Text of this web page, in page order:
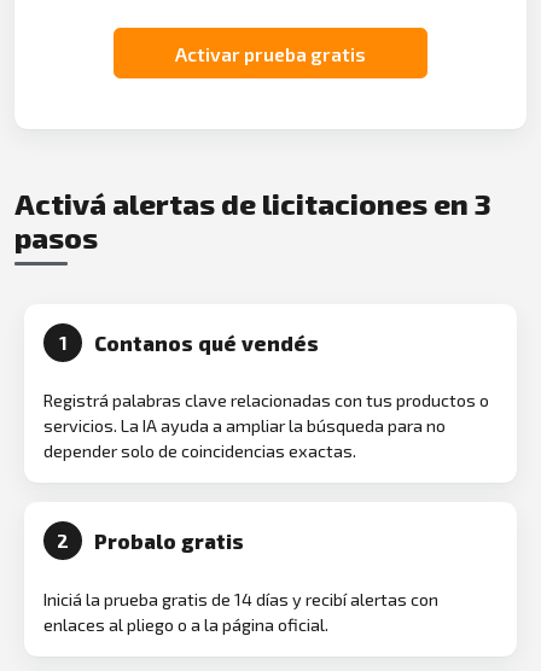
Activar prueba gratis
Activá alertas de licitaciones en 3
pasos
1 Contanos qué vendés
Registrá palabras clave relacionadas con tus productos o
servicios. La IA ayuda a ampliar la búsqueda para no
depender solo de coincidencias exactas.
2 Probalo gratis
Iniciá la prueba gratis de 14 días y recibí alertas con
enlaces al pliego o a la página oficial.